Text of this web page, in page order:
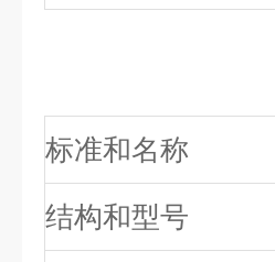
标准和名称
结构和型号